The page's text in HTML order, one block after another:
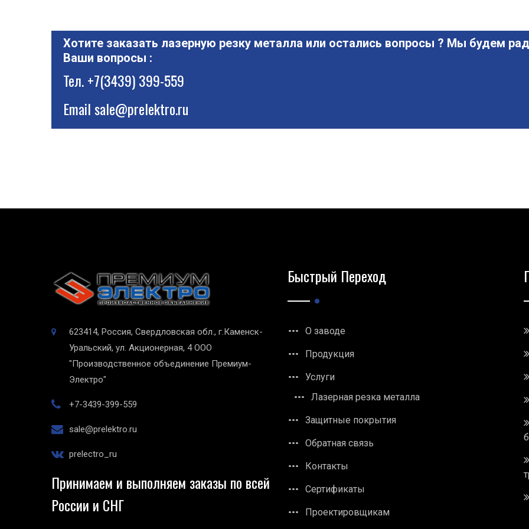
Хотите заказать лазерную резку металла или остались вопросы ? Мы будем
Ваши вопросы :
Тел.+7(3439) 399-559
Emailsale@prelektro.ru
623414, Россия, Свердловская обл., г.Каменск-
Уральский, ул. Акционерная, 4 ООО
"Производственное объединение Премиум-
Электро"
+7-3439-399-559
sale@prelektro.ru
prelectro_ru
Принимаем и выполняем заказы по всей
России и СНГ
Быстрый Переход
О заводе
Продукция
Услуги
Лазерная резка металла
Защитные покрытия
Обратная связь
Контакты
Сертификаты
Проектировщикам